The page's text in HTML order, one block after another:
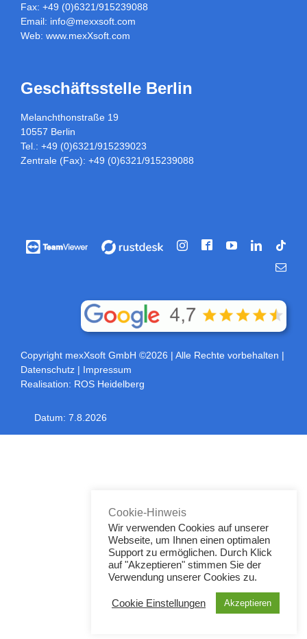
Fax: +49 (0)6321/915239088
Email: info@mexxsoft.com
Web: www.mexXsoft.com
Geschäftsstelle Berlin
Melanchthonstraße 19
10557 Berlin
Tel.: +49 (0)6321/915239023
Zentrale (Fax): +49 (0)6321/915239088
Vorführung
/
Vorführung
InstagramFacebookYouTubeLinkedIn
E-
Copyright mexXsoft GmbH ©2026 | Alle Rechte vorbehalten |
Datenschutz | Impressum
Realisation: ROS Heidelberg
Datum: 7.8.2026
Cookie-Hinweis
Wir verwenden Cookies auf unserer
Webseite, um Ihnen einen optimalen
Support zu ermöglichen. Durch Klick
auf "Akzeptieren" stimmen Sie der
Verwendung unserer Cookies zu.
Cookie Einstellungen Akzeptieren